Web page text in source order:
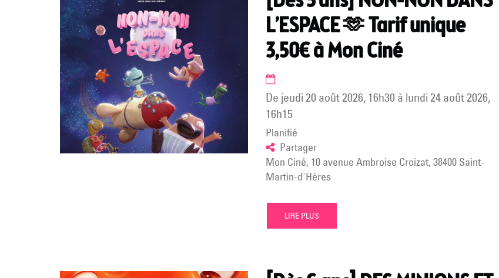
L’ESPACE 🫶 Tarif unique
3,50€ à Mon Ciné
de jeudi 20 août 2026, 16h30 à lundi 24 août 2026,
16h15
Planifié
Partager
Mon Ciné, 10 avenue Ambroise Croizat, 38400 Saint-
Martin-d'Hères
LIRE PLUS